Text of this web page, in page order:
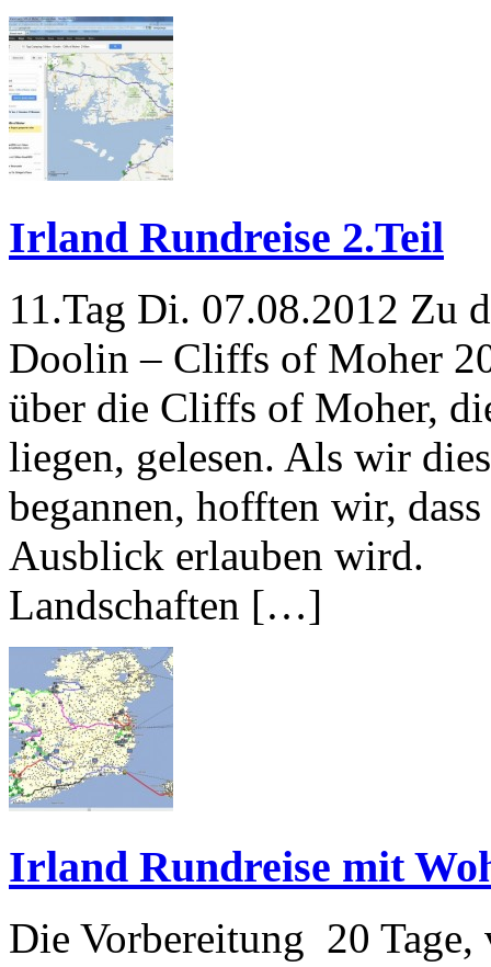
Irland Rundreise 2.Teil
11.Tag Di. 07.08.2012 Zu
Doolin – Cliffs of Moher
über die Cliffs of Moher,
liegen, gelesen. Als wir
begannen, hofften wir,
Ausblick erlauben wird.
Landschaften […]
Irland Rundreise mit
Die Vorbereitung 20 Tage,